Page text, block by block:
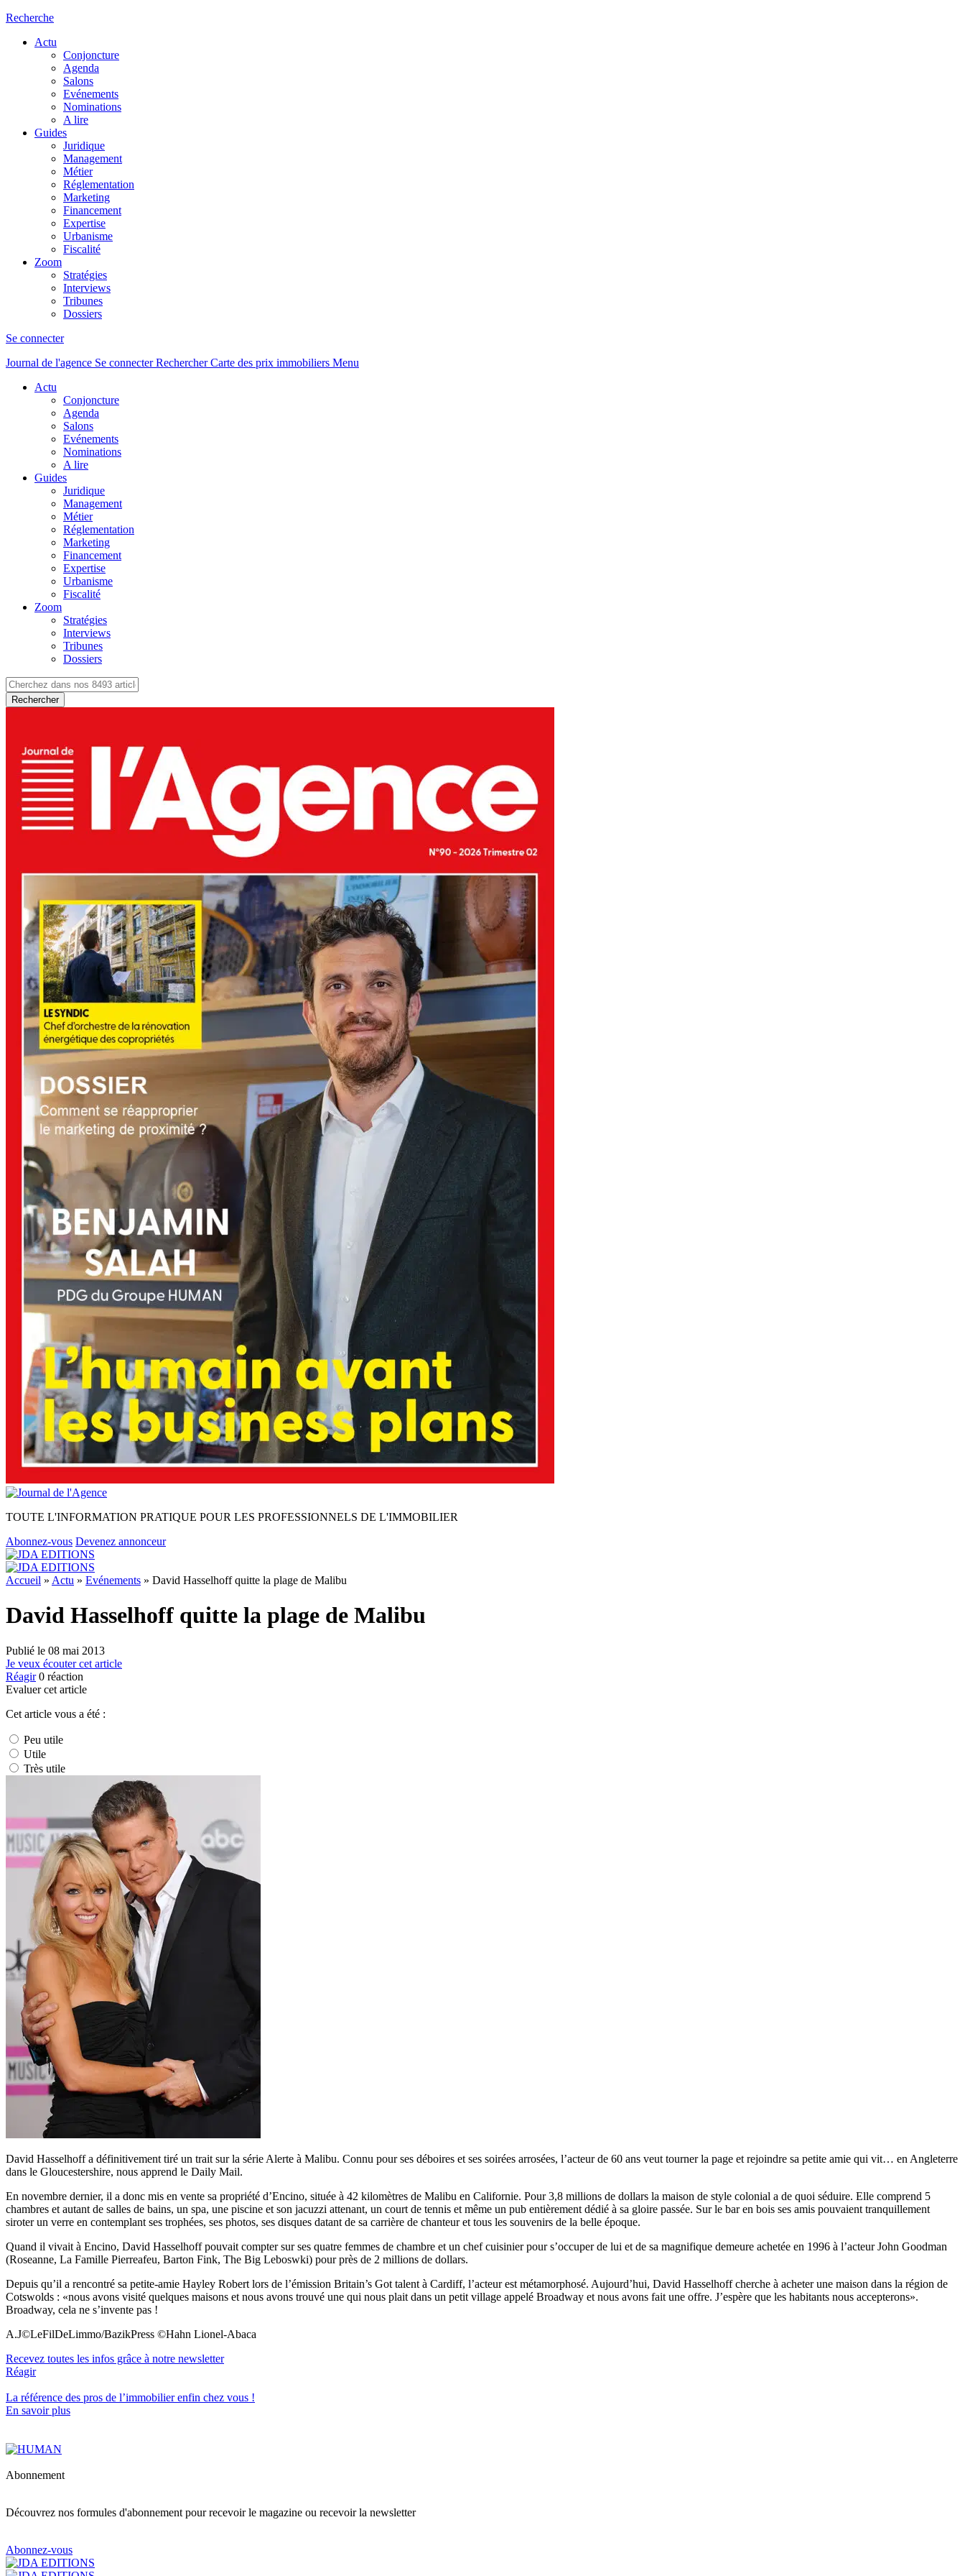
Recherche
Actu
Conjoncture
Agenda
Salons
Evénements
Nominations
A lire
Guides
Juridique
Management
Métier
Réglementation
Marketing
Financement
Expertise
Urbanisme
Fiscalité
Zoom
Stratégies
Interviews
Tribunes
Dossiers
Se connecter
Journal de l'agence Se connecterRechercher Carte des prix immobiliers Menu
Actu
Conjoncture
Agenda
Salons
Evénements
Nominations
A lire
Guides
Juridique
Management
Métier
Réglementation
Marketing
Financement
Expertise
Urbanisme
Fiscalité
Zoom
Stratégies
Interviews
Tribunes
Dossiers
Rechercher
TOUTE L'INFORMATION PRATIQUE POUR LES PROFESSIONNELS DE L'IMMOBILIER
Abonnez-vous Devenez annonceur
Accueil » Actu » Evénements » David Hasselhoff quitte la plage de Malibu
David Hasselhoff quitte la plage de Malibu
Publié le 08 mai 2013
Je veux écouter cet article
Réagir 0 réaction
Evaluer cet article
Cet article vous a été :
Peu utile
Utile
Très utile
David Hasselhoff a définitivement tiré un trait sur la série Alerte à Malibu. Connu pour ses déboires et ses soirées arrosées, l’acteur de 60 ans veut tourner la page et rejoindre sa petite amie qui vit… en Angleterre
dans le Gloucestershire, nous apprend le Daily Mail.
En novembre dernier, il a donc mis en vente sa propriété d’Encino, située à 42 kilomètres de Malibu en Californie. Pour 3,8 millions de dollars la maison de style colonial a de quoi séduire. Elle comprend 5
chambres et autant de salles de bains, un spa, une piscine et son jacuzzi attenant, un court de tennis et même un pub entièrement dédié à sa gloire passée. Sur le bar en bois ses amis pouvaient tranquillement
siroter un verre en contemplant ses trophées, ses photos, ses disques datant de sa carrière de chanteur et tous les souvenirs de la belle époque.
Quand il vivait à Encino, David Hasselhoff pouvait compter sur ses quatre femmes de chambre et un chef cuisinier pour s’occuper de lui et de sa magnifique demeure achetée en 1996 à l’acteur John Goodman
(Roseanne, La Famille Pierreafeu, Barton Fink, The Big Leboswki) pour près de 2 millions de dollars.
Depuis qu’il a rencontré sa petite-amie Hayley Robert lors de l’émission Britain’s Got talent à Cardiff, l’acteur est métamorphosé. Aujourd’hui, David Hasselhoff cherche à acheter une maison dans la région de
Cotswolds : «nous avons visité quelques maisons et nous avons trouvé une qui nous plait dans un petit village appelé Broadway et nous avons fait une offre. J’espère que les habitants nous accepterons».
Broadway, cela ne s’invente pas !
A.J©LeFilDeLimmo/BazikPress ©Hahn Lionel-Abaca
Recevez toutes les infos grâce à notre newsletter
Réagir
La référence des pros de l’immobilierenfin chez vous !
En savoir plus
Abonnement
Découvrez nos formules d'abonnement pour recevoir le magazine ou recevoir la newsletter
Abonnez-vous